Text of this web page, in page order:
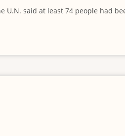
U.N. said at least 74 people had